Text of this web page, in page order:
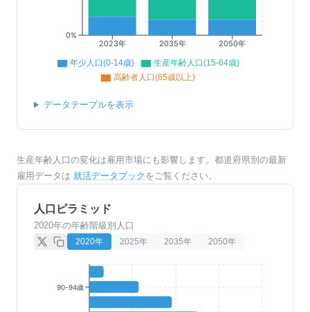
2023年 2035年 2050年
0%
年少人口(0-14歳)
生産年齢人口(15-64歳)
高齢者人口(65歳以上)
データテーブルを表示
生産年齢人口の変化は雇用市場にも影響します。都道府県別の最新
雇用データは 就活データブック をご覧ください。
人口ピラミッド
2020年の年齢階級別人口
2020年 2025年 2035年 2050年
90-94歳